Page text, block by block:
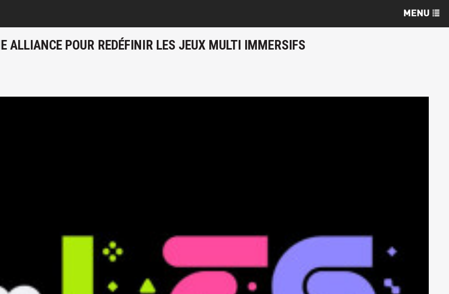
ALLIANCE POUR REDÉFINIR LES JEUX MULTI IMMERSIFS